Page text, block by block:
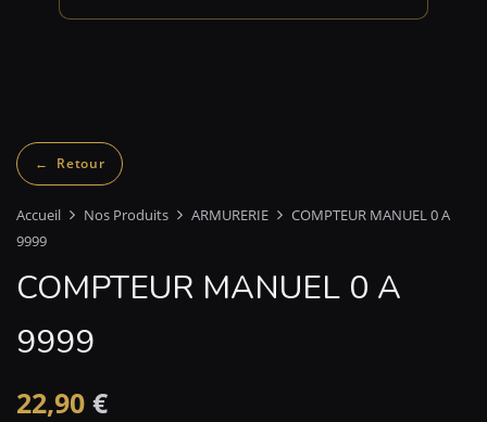
Accueil Nos Produits ARMURERIE
COMPTEUR MANUEL 0 A
9999
COMPTEUR MANUEL 0 A
9999
22,90 €